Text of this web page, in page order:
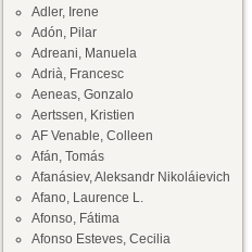
Adler, Irene
Adón, Pilar
Adreani, Manuela
Adrià, Francesc
Aeneas, Gonzalo
Aertssen, Kristien
AF Venable, Colleen
Afán, Tomás
Afanásiev, Aleksandr Nikoláievich
Afano, Laurence L.
Afonso, Fátima
Afonso Esteves, Cecilia